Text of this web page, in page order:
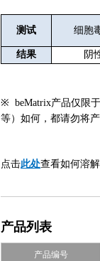
测试 细胞
结果 阴
※ beMatrix产品仅限
等）如何，都请勿将产
点击此处查看如何溶
产品列表
产品编号